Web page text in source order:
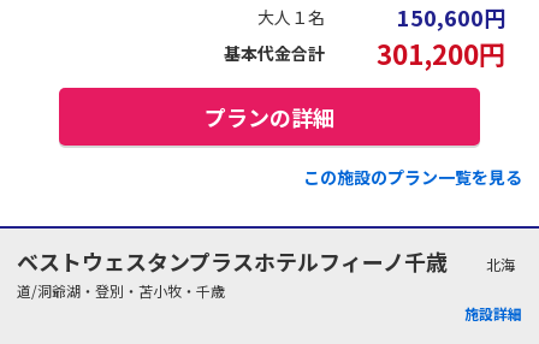
大人１名 150,600円
基本代金合計 301,200円
プランの詳細
この施設のプラン一覧を見る
ベストウェスタンプラスホテルフィーノ千歳
北海
道/洞爺湖・登別・苫小牧・千歳
施設詳細